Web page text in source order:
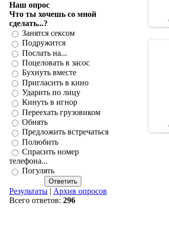
Наш опрос
Что ты хочешь со мной
сделать...?
Занятся сексом
Подружится
Послать на...
Поцеловать в засос
Бухнуть вместе
Пригласить в кино
Ударить по лицу
Кинуть в игнор
Переехать грузовиком
Обнять
Предложить встречаться
Полюбить
Спрасить номер
телефона...
Погулять
Результаты | Архив опросов
Всего ответов: 296